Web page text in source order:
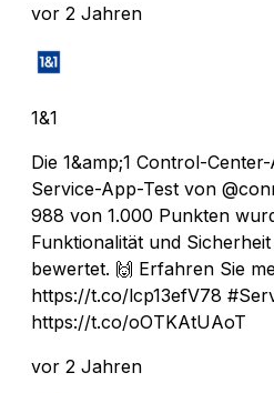
vor 2 Jahren
1&1
Die 1&amp;1 Control-
Service-App-Test von
988 von 1.000 Punkten
Funktionalität und
bewertet. 🙌 Erfahren Sie
https://t.co/lcp13efV78
https://t.co/oOTKAtUAoT
vor 2 Jahren